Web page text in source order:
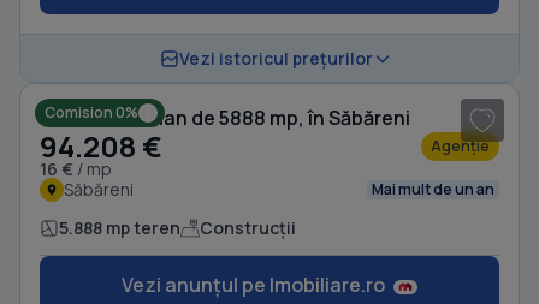
Vezi istoricul prețurilor
Comision 0%
Teren intravilan de 5888 mp, în Săbăreni
94.208 €
16 € / mp
Agenție
Săbăreni Mai mult de un an
5.888 mp teren Construcții
Vezi anunțul pe Imobiliare.ro